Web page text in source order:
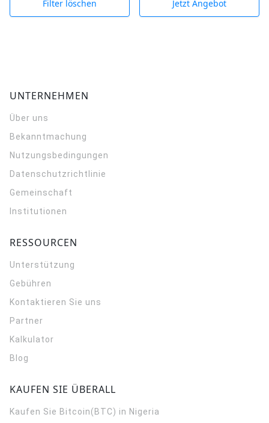
Filter löschen Jetzt Angebot
UNTERNEHMEN
Über uns
Bekanntmachung
Nutzungsbedingungen
Datenschutzrichtlinie
Gemeinschaft
Institutionen
RESSOURCEN
Unterstützung
Gebühren
Kontaktieren Sie uns
Partner
Kalkulator
Blog
KAUFEN SIE ÜBERALL
Kaufen Sie Bitcoin(BTC) in Nigeria